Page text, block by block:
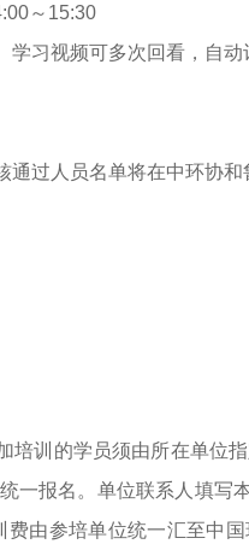
～15:30
习视频可多次回看，自动
通过人员名单将在中环协
培训的学员须由所在单位
一报名。单位联系人填
费由参培单位统一汇至中